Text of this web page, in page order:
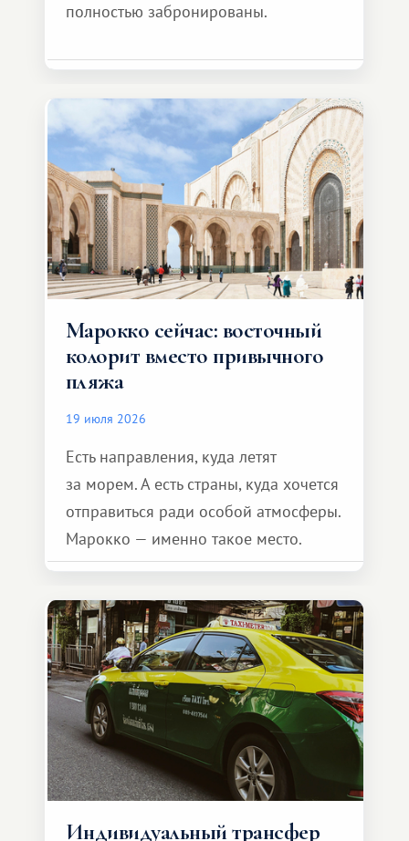
полностью забронированы.
Марокко сейчас: восточный
колорит вместо привычного
пляжа
19 июля 2026
Есть направления, куда летят
за морем. А есть страны, куда хочется
отправиться ради особой атмосферы.
Марокко — именно такое место.
Индивидуальный трансфер